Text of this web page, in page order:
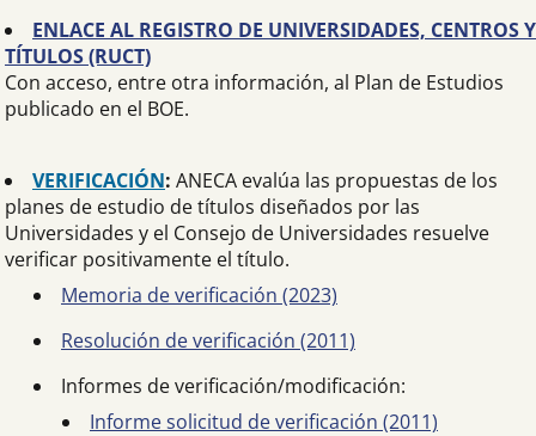
ENLACE AL REGISTRO DE UNIVERSIDADES, CENTROS Y
TÍTULOS (RUCT)
Con acceso, entre otra información, al Plan de Estudios
publicado en el BOE.
VERIFICACIÓN: ANECA evalúa las propuestas de los
planes de estudio de títulos diseñados por las
Universidades y el Consejo de Universidades resuelve
verificar positivamente el título.
Memoria de verificación (2023)
Resolución de verificación (2011)
Informes de verificación/modificación:
Informe solicitud de verificación (2011)